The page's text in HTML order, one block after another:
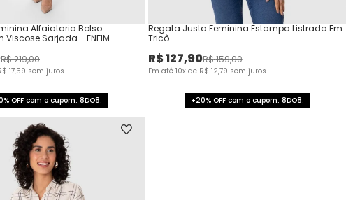
Alfaiataria Bolso
Viscose Sarjada - ENFIM
R$219,00
17,59 sem juros
OFF com o cupom: 8DO8.
Regata Justa Feminina Estampa Listrada Em
Tricô
R$127,90R$159,00
Em até 10x de R$ 12,79 sem juros
+20% OFF com o cupom: 8DO8.